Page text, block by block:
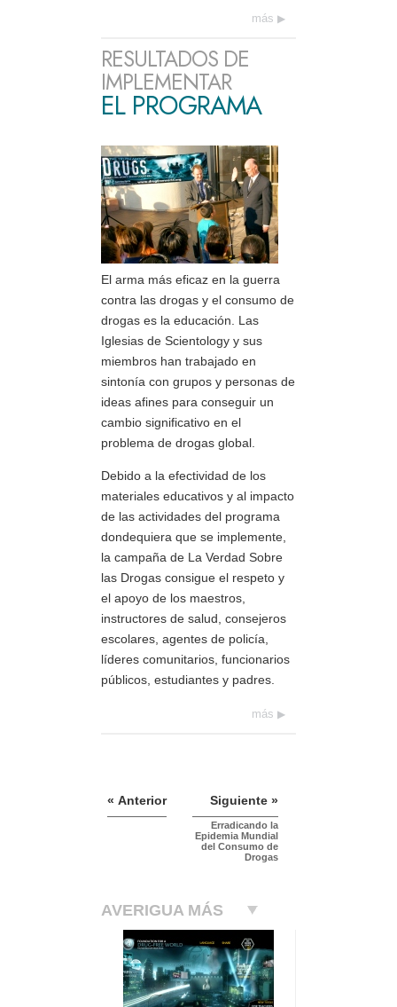
más
RESULTADOS DE
IMPLEMENTAR
EL PROGRAMA
El arma más eficaz en la guerra
contra las drogas y el consumo de
drogas es la educación. Las
Iglesias de Scientology y sus
miembros han trabajado en
sintonía con grupos y personas de
ideas afines para conseguir un
cambio significativo en el
problema de drogas global.
Debido a la efectividad de los
materiales educativos y al impacto
de las actividades del programa
dondequiera que se implemente,
la campaña de La Verdad Sobre
las Drogas consigue el respeto y
el apoyo de los maestros,
instructores de salud, consejeros
escolares, agentes de policía,
líderes comunitarios, funcionarios
públicos, estudiantes y padres.
más
« Anterior Siguiente »
Erradicando la
Epidemia Mundial
del Consumo de
Drogas
AVERIGUA MÁS